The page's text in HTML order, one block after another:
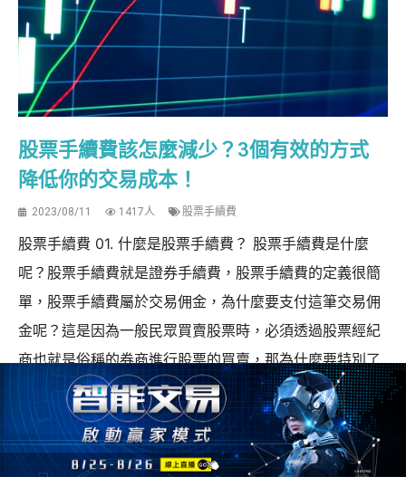
股票手續費該怎麼減少？3個有效的方式
降低你的交易成本！
2023/08/11 1417人 股票手續費
股票手續費 01. 什麼是股票手續費？ 股票手續費是什麼
呢？股票手續費就是證券手續費，股票手續費的定義很簡
單，股票手續費屬於交易佣金，為什麼要支付這筆交易佣
金呢？這是因為一般民眾買賣股票時，必須透過股票經紀
商也就是俗稱的券商進行股票的買賣，那為什麼要特別了
解股票手續費呢？ 這是因為股票手續費在交易裡...